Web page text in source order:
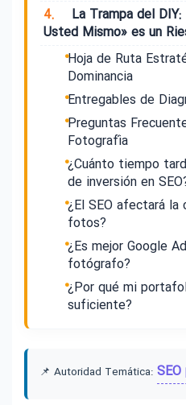
4.
La Trampa del
Usted Mismo» es un
Hoja de Ruta
Dominancia
Entregables de
Preguntas
Fotografía
¿Cuánto tiempo
de inversión en
¿El SEO afectará la
fotos?
¿Es mejor Google
fotógrafo?
¿Por qué mi
suficiente?
📌 Autoridad Temática: